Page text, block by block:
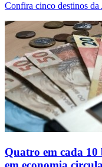
Confira cinco destinos
Quatro em cada